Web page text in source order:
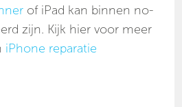
of iPad kan binnen no-
zijn. Kijk hier voor meer
iPhone reparatie